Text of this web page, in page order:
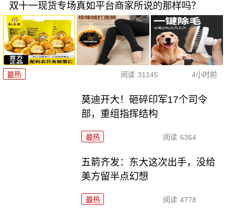
双十一现货专场真如平台商家所说的那样吗？
最热 阅读 31145 4小时前
莫迪开大！砸碎印军17个司令
部，重组指挥结构
最热 阅读 6364
五箭齐发：东大这次出手，没给
美方留半点幻想
最热 阅读 4778